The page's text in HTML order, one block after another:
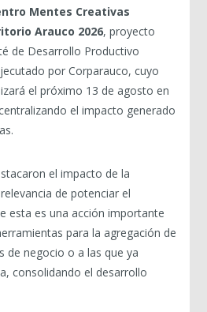
Mentes Creativas
Arauco 2026, proyecto
de Desarrollo Productivo
por Corparauco, cuyo
el próximo 13 de agosto en
el impacto generado
el impacto de la
de potenciar el
esta es una acción importante
para la agregación de
de negocio o a las que ya
consolidando el desarrollo